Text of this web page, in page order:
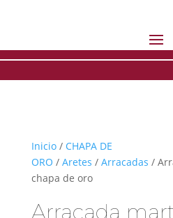
Inicio/ CHAPA DE
ORO / Aretes / Arracadas /
chapa de oro
Arracada